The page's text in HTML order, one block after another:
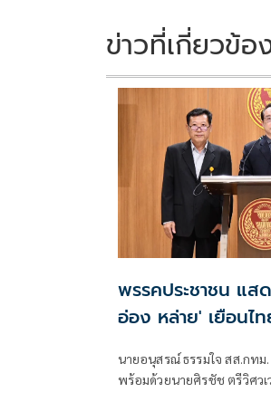
k k
ข่าวที่เกี่ยวข้อ
พรรคประชาชน แ
อ่อง หล่าย' เยือนไ
นายอนุสรณ์ ธรรมใจ สส.กท
พร้อมด้วยนายศิรชัช ตรีวิศว